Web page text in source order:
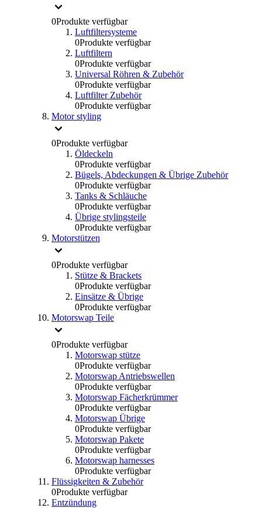
0Produkte verfügbar
Luftfiltersysteme
0Produkte verfügbar
Luftfiltern
0Produkte verfügbar
Universal Röhren & Zubehör
0Produkte verfügbar
Luftfilter Zubehör
0Produkte verfügbar
Motor styling
0Produkte verfügbar
Öldeckeln
0Produkte verfügbar
Bügels, Abdeckungen & Übrige Zubehör
0Produkte verfügbar
Tanks & Schläuche
0Produkte verfügbar
Übrige stylingsteile
0Produkte verfügbar
Motorstützen
0Produkte verfügbar
Stütze & Brackets
0Produkte verfügbar
Einsätze & Übrige
0Produkte verfügbar
Motorswap Teile
0Produkte verfügbar
Motorswap stütze
0Produkte verfügbar
Motorswap Antriebswellen
0Produkte verfügbar
Motorswap Fächerkrümmer
0Produkte verfügbar
Motorswap Übrige
0Produkte verfügbar
Motorswap Pakete
0Produkte verfügbar
Motorswap harnesses
0Produkte verfügbar
Flüssigkeiten & Zubehör
0Produkte verfügbar
Entzündung